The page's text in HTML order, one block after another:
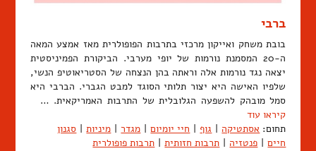
ברבי
בובת משחק ואייקון מרכזי בתרבות הפופולרית מאז אמצע המאה
ה-20 המסמנת נורמות של יופי מערבי. הביקורת הפמיניסטית
יצאה נגד נורמות אלה וראתה בהן הנצחה של הסטריאוטיפ הנשי,
שלפיו האישה היא יצור תלותי הסוגד למבט הגברי. הברבי היא
סמל מובהק להשפעה הגלובלית של התרבות האמריקאית. …
קיראו עוד
תחום: אסתטיקה גוף חיי יומיום מגדר מיניות
סגנון
חיים
פנטזיה תרבות חזותית תרבות פופולרית